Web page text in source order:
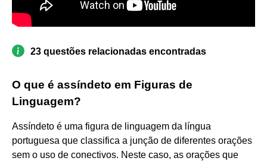
23 questões relacionadas encontradas
O que é assíndeto em Figuras de
Linguagem?
Assíndeto é uma figura de linguagem da língua
portuguesa que classifica a junção de diferentes orações
sem o uso de conectivos. Neste caso, as orações que